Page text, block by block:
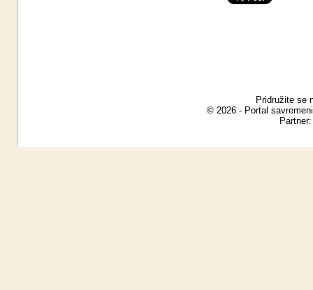
Pridružite se
© 2026 - Portal